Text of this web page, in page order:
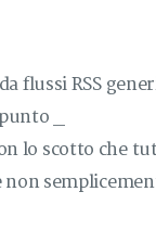
flussi RSS
_
lo scotto che
non